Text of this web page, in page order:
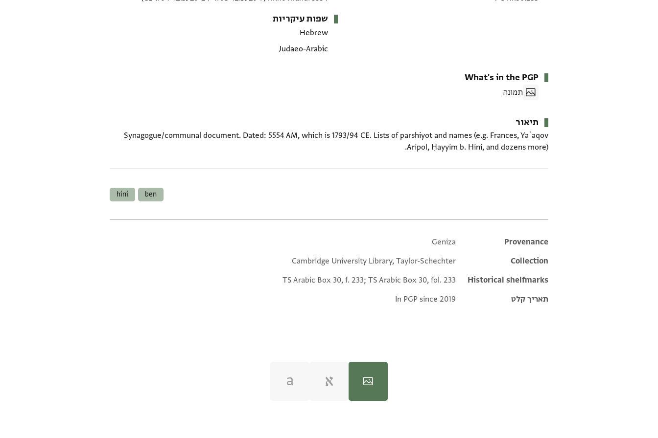
שפות עיקריות
Hebrew
Judaeo-Arabic
What's in the PGP
תמונה
תיאור
Synagogue/communal document. Dated: 5554 AM, which is 1793/94 CE. Lists of parshiyot and names (e.g. Frances, Yaʿaqov
Aripol, Ḥayyim b. Hini, and dozens more).
ben
hini
Additional metadata
Provenance
Geniza
Collection
Cambridge University Library, Taylor-Schechter
Historical shelfmarks
TS Arabic Box 30, f. 233; TS Arabic Box 30, fol. 233
תאריך קלט
In PGP since 2019